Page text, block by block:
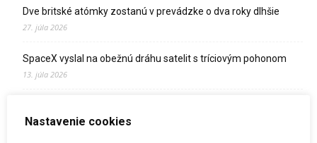
Dve britské atómky zostanú v prevádzke o dva roky dlhšie
27. júla 2026
SpaceX vyslal na obežnú dráhu satelit s tríciovým pohonom
13. júla 2026
2. júla 2026
Nastavenie cookies